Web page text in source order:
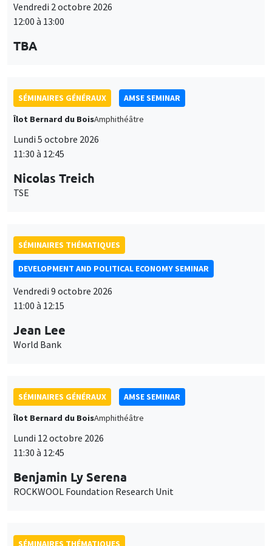
12:00 à 13:00
SÉMINAIRES GÉNÉRAUX
AMSE SEMINAR
Îlot Bernard du BoisAmphithéâtre
11:30 à 12:45
TSE
SÉMINAIRES THÉMATIQUES
DEVELOPMENT AND POLITICAL ECONOMY SEMINAR
Vendredi 9 octobre 2026
11:00 à 12:15
World Bank
SÉMINAIRES GÉNÉRAUX
AMSE SEMINAR
Îlot Bernard du BoisAmphithéâtre
11:30 à 12:45
ROCKWOOL Foundation Research Unit
SÉMINAIRES THÉMATIQUES